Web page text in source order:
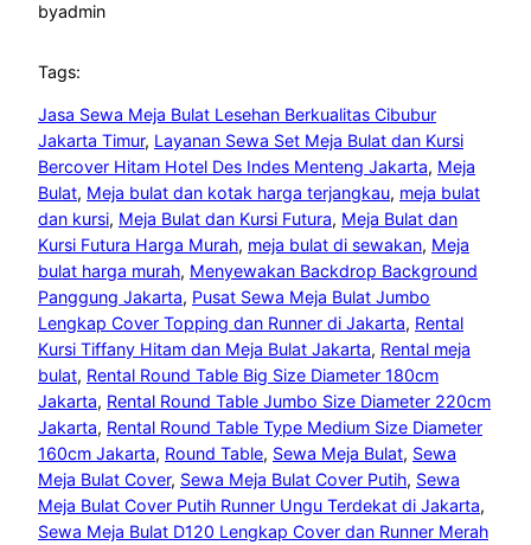
byadmin
Tags:
Jasa Sewa Meja Bulat Lesehan Berkualitas Cibubur
Jakarta Timur, Layanan Sewa Set Meja Bulat dan Kursi
Bercover Hitam Hotel Des Indes Menteng Jakarta, Meja
Bulat, Meja bulat dan kotak harga terjangkau, meja bulat
dan kursi, Meja Bulat dan Kursi Futura, Meja Bulat dan
Kursi Futura Harga Murah, meja bulat di sewakan, Meja
bulat harga murah, Menyewakan Backdrop Background
Panggung Jakarta, Pusat Sewa Meja Bulat Jumbo
Lengkap Cover Topping dan Runner di Jakarta, Rental
Kursi Tiffany Hitam dan Meja Bulat Jakarta, Rental meja
bulat, Rental Round Table Big Size Diameter 180cm
Jakarta, Rental Round Table Jumbo Size Diameter 220cm
Jakarta, Rental Round Table Type Medium Size Diameter
160cm Jakarta, Round Table, Sewa Meja Bulat, Sewa
Meja Bulat Cover, Sewa Meja Bulat Cover Putih, Sewa
Meja Bulat Cover Putih Runner Ungu Terdekat di Jakarta
Sewa Meja Bulat D120 Lengkap Cover dan Runner Merah